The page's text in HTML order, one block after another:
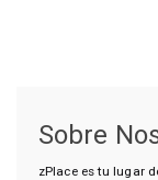
Sobre
zPlace es tu lugar